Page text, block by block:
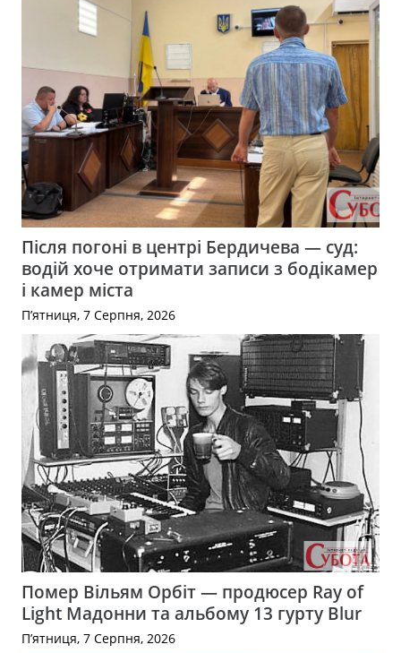
Після погоні в центрі Бердичева — суд:
водій хоче отримати записи з бодікамер
і камер міста
П’ятниця, 7 Серпня, 2026
Помер Вільям Орбіт — продюсер Ray of
Light Мадонни та альбому 13 гурту Blur
П’ятниця, 7 Серпня, 2026